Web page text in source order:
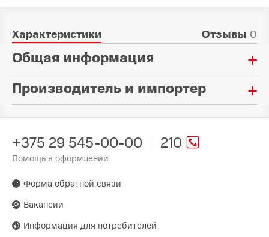
Характеристики Отзывы 0
Общая информация
Материал:
Стекло
Стекло защитное
Гарантия:
Производитель и импортер
Произведено в стране:
Производитель:
Village, Luopu Street, Dashi Town, Panyu Dist.,
Guangzhou
ОДО «Алтерн-Техно», 220026, г. Минск, пр-т
210
+375 29 545-00-00
Помощь в оформлении
Форма обратной связи
Вакансии
Информация для потребителей